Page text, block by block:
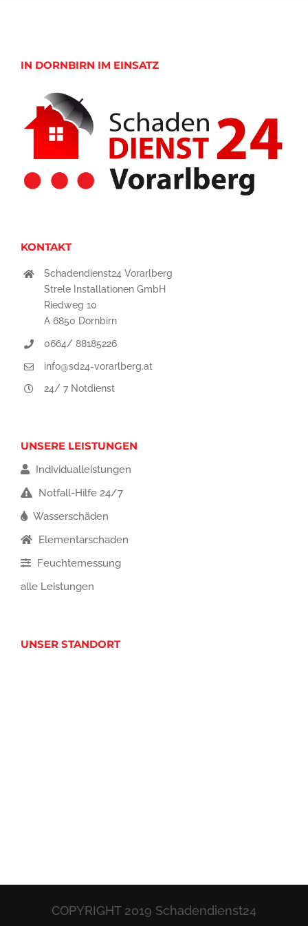
IN DORNBIRN IM EINSATZ
KONTAKT
Schadendienst24 Vorarlberg
Strele Installationen GmbH
Riedweg 10
A 6850 Dornbirn
0664/ 88185226
info@sd24-vorarlberg.at
24/ 7 Notdienst
UNSERE LEISTUNGEN
Individualleistungen
Notfall-Hilfe 24/7
Wasserschäden
Elementarschaden
Feuchtemessung
alle Leistungen
UNSER STANDORT
COPYRIGHT 2019 Schadendienst24